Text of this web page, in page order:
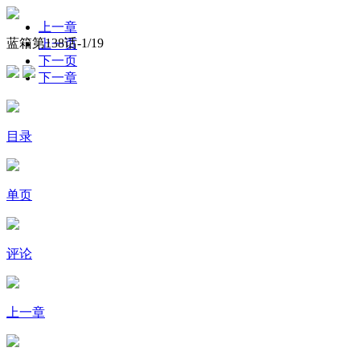
蓝箱第138话-1/19
上一章
上一页
下一页
下一章
目录
单页
评论
上一章